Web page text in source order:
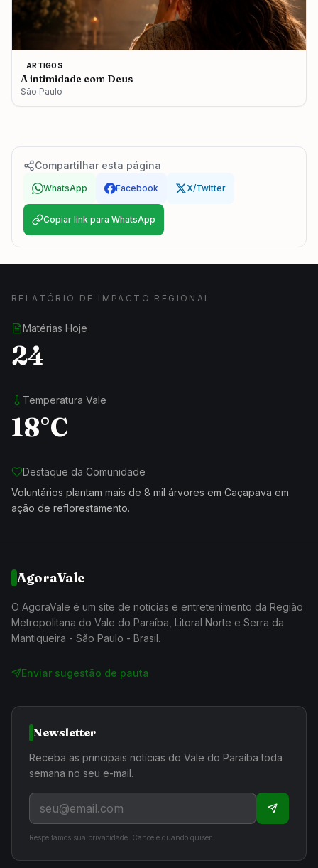
ARTIGOS
A intimidade com Deus
São Paulo
Compartilhar esta página
WhatsApp Facebook X/Twitter
Copiar link para WhatsApp
RELATÓRIO DE IMPACTO REGIONAL
Matérias Hoje
24
Temperatura Vale
18°C
Destaque da Comunidade
Voluntários plantam mais de 8 mil árvores em Caçapava em
ação de reflorestamento.
AgoraVale
O AgoraVale é um site de notícias e entretenimento da Região
Metropolitana do Vale do Paraíba, Litoral Norte e Serra da
Mantiqueira - São Paulo - Brasil.
Enviar sugestão de pauta
Newsletter
Receba as principais notícias do Vale do Paraíba toda
semana no seu e-mail.
Respeitamos sua privacidade. Cancele quando quiser.